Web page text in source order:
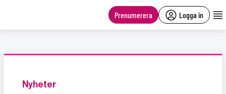
Prenumerera Logga in
Nyheter